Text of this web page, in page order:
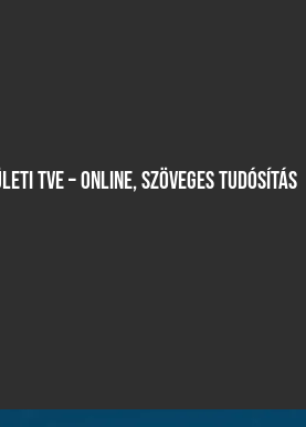
TVE – ONLINE, SZÖVEGES TUDÓSÍTÁS